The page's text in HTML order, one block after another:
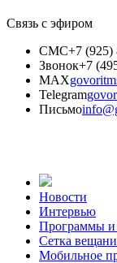
Связь с эфиром
СМС+7 (925)
Звонок+7
MAX
Telegram
Письмо
Новости
Интервью
Программы и
Сетка
Мобильное